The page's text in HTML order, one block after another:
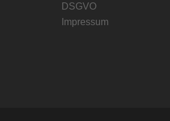
DSGVO
Impressum